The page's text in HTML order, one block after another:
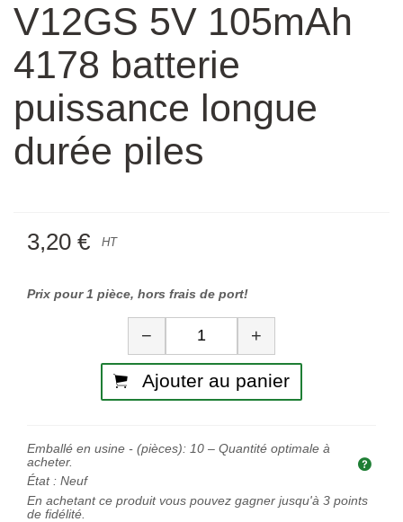
V12GS 5V 105mAh
4178 batterie
puissance longue
durée piles
3,20 € HT
Prix pour 1 pièce, hors frais de port!
Quantité
− +
Ajouter au panier
Emballé en usine - (pièces): 10 – Quantité optimale à
acheter.
État : Neuf
En achetant ce produit vous pouvez gagner jusqu'à 3 points
de fidélité.